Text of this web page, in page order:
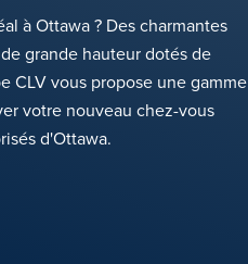
à Ottawa ? Des charmantes
grande hauteur dotés de
CLV vous propose une gamme
votre nouveau chez-vous
d'Ottawa.